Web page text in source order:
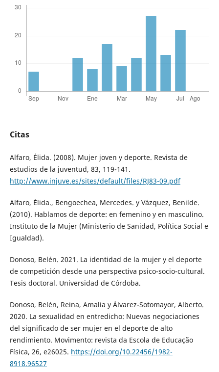
Citas
Alfaro, Élida. (2008). Mujer joven y deporte. Revista de
estudios de la juventud, 83, 119-141.
http://www.injuve.es/sites/default/files/RJ83-09.pdf
Alfaro, Élida., Bengoechea, Mercedes. y Vázquez, Benilde.
(2010). Hablamos de deporte: en femenino y en masculino.
Instituto de la Mujer (Ministerio de Sanidad, Política Social e
Igualdad).
Donoso, Belén. 2021. La identidad de la mujer y el deporte
de competición desde una perspectiva psico-socio-cultural.
Tesis doctoral. Universidad de Córdoba.
Donoso, Belén, Reina, Amalia y Álvarez-Sotomayor, Alberto.
2020. La sexualidad en entredicho: Nuevas negociaciones
del significado de ser mujer en el deporte de alto
rendimiento. Movimento: revista da Escola de Educação
Física, 26, e26025. https://doi.org/10.22456/1982-
8918.96527